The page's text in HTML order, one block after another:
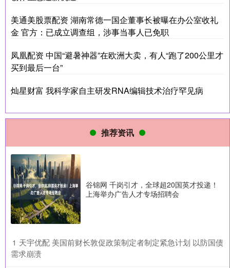
美通美股票配资 湖南常德一国企董事长被曝在办公室收礼
金 官方：已成立调查组，涉事当事人已免职
凤凰配资 中国“避暑神器”在欧洲大卖，有人“跑了200公里才
买到最后一台”
灿星财富 我科学家自主研发RNA编辑技术治疗罕见病
推荐资讯
谷锦网 千岗引才，全球超20国英才投递！
上海举办广告人才专场招聘会
1 ​天宇优配 美国前财长敦促政策制定者制定紧急计划 以防国债
需求崩溃